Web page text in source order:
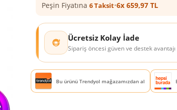
Peşin Fiyatına 6 Taksit•6x 659,97 TL
Ücretsiz Kolay İade
Sipariş öncesi güven ve destek avantajı
Bu ürünü Trendyol mağazamızdan al